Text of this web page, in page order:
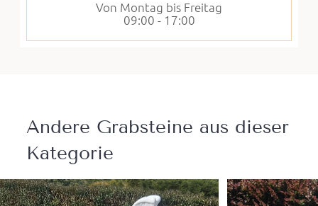
Von Montag bis Freitag
09:00 - 17:00
Andere Grabsteine ​​aus dieser
Kategorie